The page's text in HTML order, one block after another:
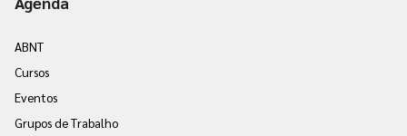
ABNT
Cursos
Eventos
Grupos de Trabalho